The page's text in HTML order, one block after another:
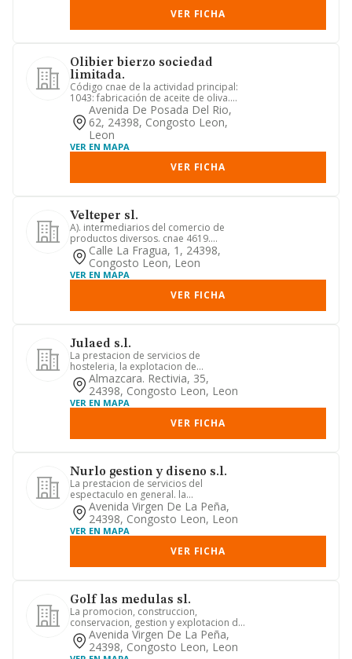
VER FICHA
Olibier bierzo sociedad
limitada.
Código cnae de la actividad principal:
1043: fabricación de aceite de oliva.
plantación, elaboració...
Avenida De Posada Del Rio,
62, 24398, Congosto Leon,
Leon
VER EN MAPA
VER FICHA
Velteper sl.
A). intermediarios del comercio de
productos diversos. cnae 4619.
intermediarios del comercio. acti...
Calle La Fragua, 1, 24398,
Congosto Leon, Leon
VER EN MAPA
VER FICHA
Julaed s.l.
La prestacion de servicios de
hosteleria, la explotacion de
actividades de restaurante, bar y
hoste...
Almazcara. Rectivia, 35,
24398, Congosto Leon, Leon
VER EN MAPA
VER FICHA
Nurlo gestion y diseno s.l.
La prestacion de servicios del
espectaculo en general. la
representacion, mediacion o
contratacion ...
Avenida Virgen De La Peña,
24398, Congosto Leon, Leon
VER EN MAPA
VER FICHA
Golf las medulas sl.
La promocion, construccion,
conservacion, gestion y explotacion de
campos de golf, asi como de sus ...
Avenida Virgen De La Peña,
24398, Congosto Leon, Leon